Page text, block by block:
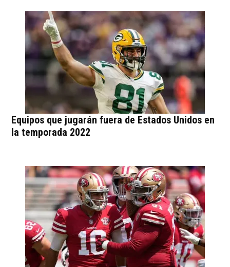
Equipos que jugarán fuera de Estados Unidos en
la temporada 2022